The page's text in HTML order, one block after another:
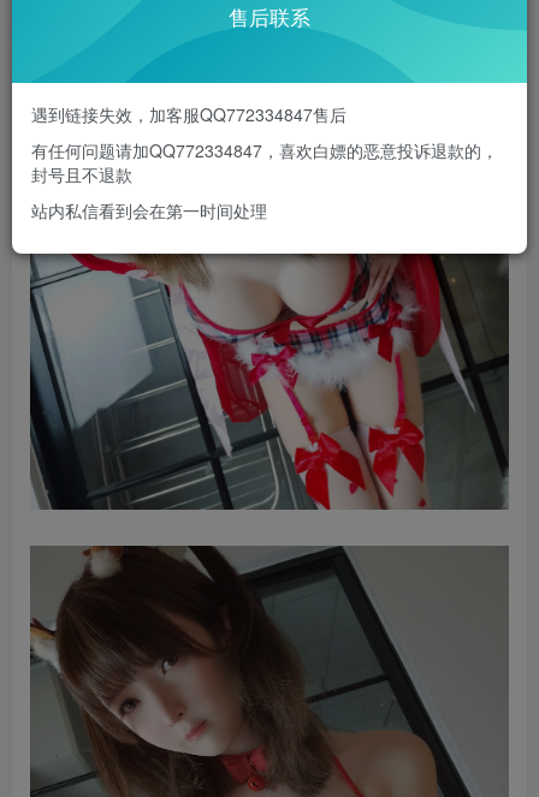
售后联系
遇到链接失效，加客服QQ772334847售后
有任何问题请加QQ772334847，喜欢白嫖的恶意投诉退款的，
封号且不退款
站内私信看到会在第一时间处理